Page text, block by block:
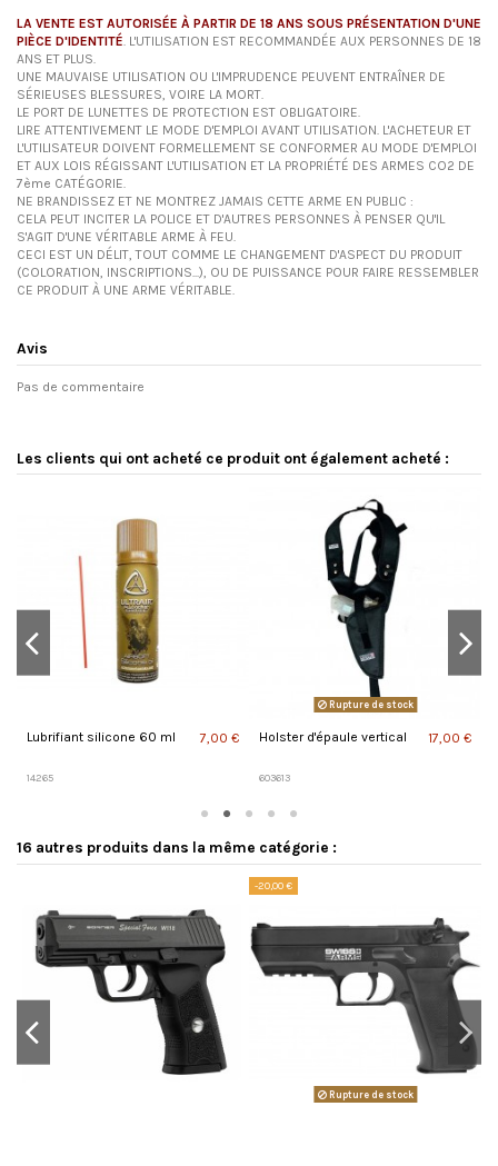
LA VENTE EST AUTORISÉE À PARTIR DE 18 ANS SOUS PRÉSENTATION D'UNE
PIÈCE D'IDENTITÉ . L'UTILISATION EST RECOMMANDÉE AUX PERSONNES DE 18
ANS ET PLUS.
UNE MAUVAISE UTILISATION OU L'IMPRUDENCE PEUVENT ENTRAÎNER DE
SÉRIEUSES BLESSURES, VOIRE LA MORT.
LE PORT DE LUNETTES DE PROTECTION EST OBLIGATOIRE.
LIRE ATTENTIVEMENT LE MODE D'EMPLOI AVANT UTILISATION. L'ACHETEUR ET
L'UTILISATEUR DOIVENT FORMELLEMENT SE CONFORMER AU MODE D'EMPLOI
ET AUX LOIS RÉGISSANT L'UTILISATION ET LA PROPRIÉTÉ DES ARMES CO2 DE
7ème CATÉGORIE.
NE BRANDISSEZ ET NE MONTREZ JAMAIS CETTE ARME EN PUBLIC :
CELA PEUT INCITER LA POLICE ET D'AUTRES PERSONNES À PENSER QU'IL
S'AGIT D'UNE VÉRITABLE ARME À FEU.
CECI EST UN DÉLIT, TOUT COMME LE CHANGEMENT D'ASPECT DU PRODUIT
(COLORATION, INSCRIPTIONS...), OU DE PUISSANCE POUR FAIRE RESSEMBLER
CE PRODUIT À UNE ARME VÉRITABLE.
Avis
Pas de commentaire
Les clients qui ont acheté ce produit ont également acheté :
Lubrifiant silicone 60 ml
14265
7,00 €
Rupture de stock
Holster d'épaule vertical
603613
17,00 €
16 autres produits dans la même catégorie :
-20,00 €
Rupture de stock